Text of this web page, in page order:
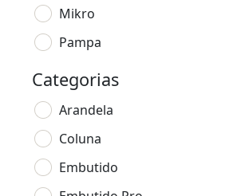
Mikro
Pampa
Categorias
Arandela
Coluna
Embutido